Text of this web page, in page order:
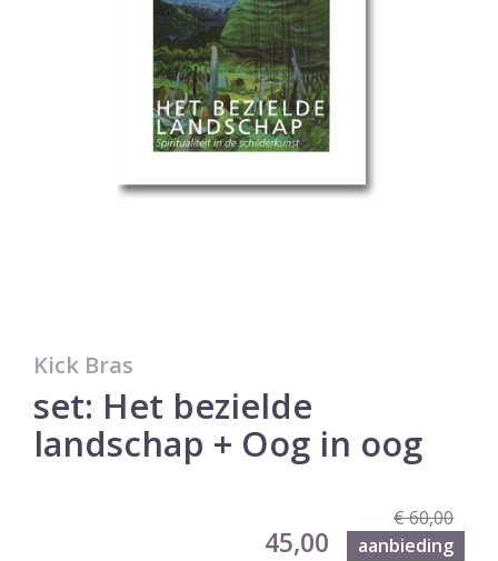
Kick Bras
set: Het bezielde
landschap + Oog in oog
€ 60,00
45,00
aanbieding